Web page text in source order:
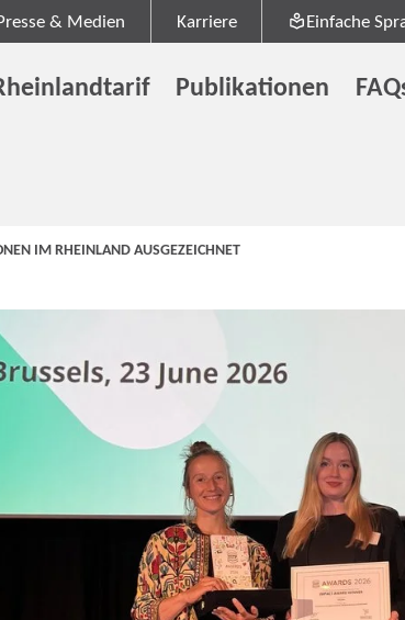
& Medien Karriere Einfache
Publikationen
IM RHEINLAND AUSGEZEICHNET